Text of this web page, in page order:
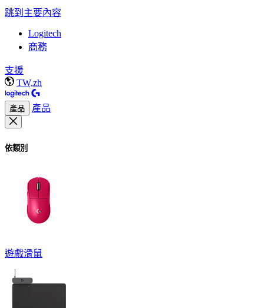
跳到主要內容
Logitech
商務
支援
TW,zh
產品 產品
依類別
遊戲滑鼠